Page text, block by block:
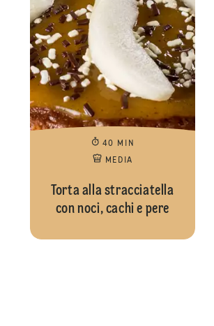
40 MIN
MEDIA
Torta alla stracciatella
con noci, cachi e pere